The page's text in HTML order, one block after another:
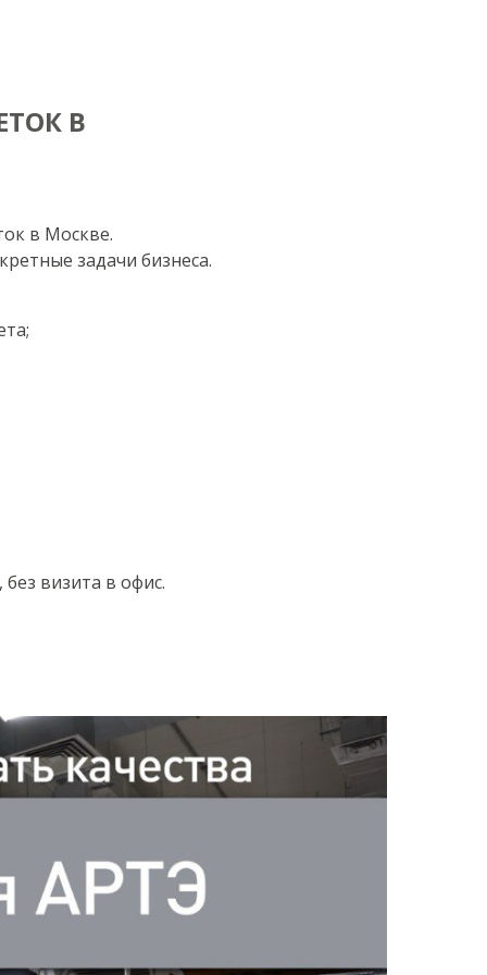
В
в Москве.
задачи бизнеса.
визита в офис.